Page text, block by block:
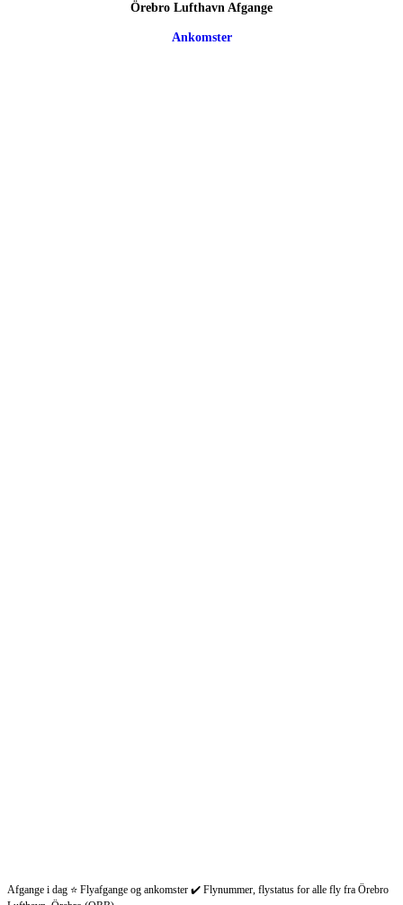
Örebro Lufthavn Afgange
Ankomster
Afgange i dag ⭐ Flyafgange og ankomster ✔️ Flynummer, flystatus for alle fly fra Örebro